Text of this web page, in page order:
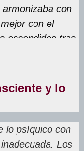
con
con el
escondidos tras
y lo
lo psíquico con
Los